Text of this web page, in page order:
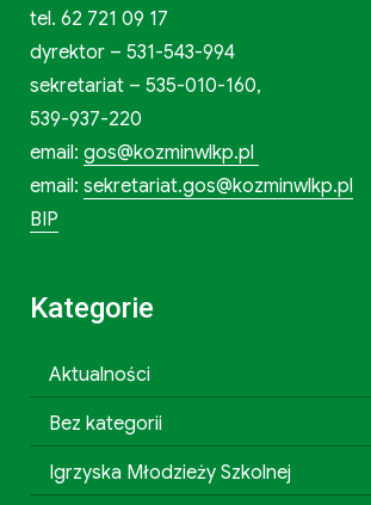
tel. 62 721 09 17
dyrektor – 531-543-994
sekretariat – 535-010-160,
539-937-220
email: gos@kozminwlkp.pl
email: sekretariat.gos@kozminwlkp.pl
BIP
Kategorie
Aktualności
Bez kategorii
Igrzyska Młodzieży Szkolnej